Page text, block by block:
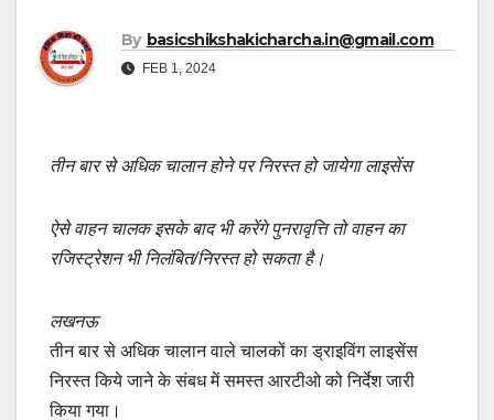
By basicshikshakicharcha.in@gmail.com
FEB 1, 2024
तीन बार से अधिक चालान होने पर निरस्त हो जायेगा लाइसेंस
ऐसे वाहन चालक इसके बाद भी करेंगे पुनरावृत्ति तो वाहन का
रजिस्ट्रेशन भी निलंबित/निरस्त हो सकता है।
लखनऊ
तीन बार से अधिक चालान वाले चालकों का ड्राइविंग लाइसेंस
निरस्त किये जाने के संबध में समस्त आरटीओ को निर्देश जारी
किया गया।